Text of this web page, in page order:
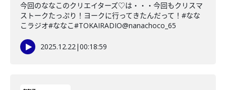
今回のななこのクリエイターズ♡は・・・今回もクリスマ
ストークたっぷり！ヨークに行ってきたんだって！#なな
こラジオ#ななこ#TOKAIRADIO@nanachoco_65
2025.12.22|00:18:59